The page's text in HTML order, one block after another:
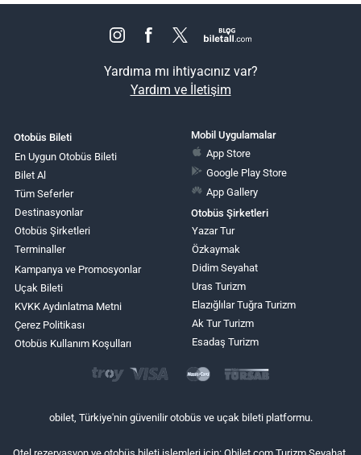
Yardıma mı ihtiyacınız var?
Yardım ve İletişim
Otobüs Bileti
En Uygun Otobüs Bileti
Bilet Al
Tüm Seferler
Destinasyonlar
Otobüs Şirketleri
Terminaller
Kampanya ve Promosyonlar
Uçak Bileti
KVKK Aydınlatma Metni
Çerez Politikası
Otobüs Kullanım Koşulları
Mobil Uygulamalar
App Store
Google Play Store
App Gallery
Otobüs Şirketleri
Yazar Tur
Özkaymak
Didim Seyahat
Uras Turizm
Elazığlılar Tuğra Turizm
Ak Tur Turizm
Esadaş Turizm
obilet, Türkiye'nin güvenilir otobüs ve uçak bileti platformu.